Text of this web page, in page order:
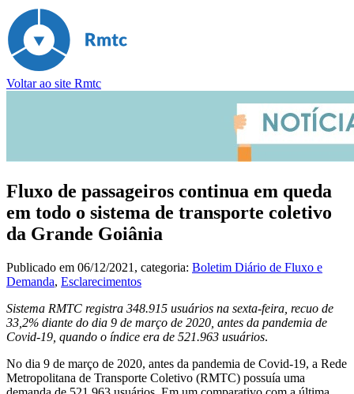
Voltar ao site Rmtc
Fluxo de passageiros continua em queda
em todo o sistema de transporte coletivo
da Grande Goiânia
Publicado em 06/12/2021 , categoria: Boletim Diário de Fluxo e
Demanda, Esclarecimentos
Sistema RMTC registra 348.915 usuários na sexta-feira, recuo de
33,2% diante do dia 9 de março de 2020, antes da pandemia de
Covid-19, quando o índice era de 521.963 usuários.
No dia 9 de março de 2020, antes da pandemia de Covid-19, a Rede
Metropolitana de Transporte Coletivo (RMTC) possuía uma